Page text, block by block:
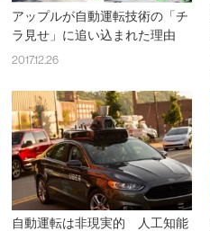
アップルが自動運転技術の「チ
ラ見せ」に追い込まれた理由
2017.12.26
自動運転は非現実的 人工知能